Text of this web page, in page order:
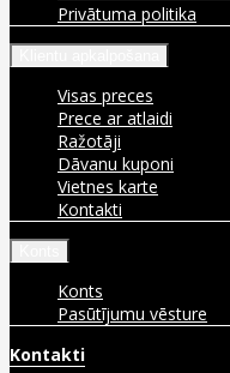
Privātuma politika
Visas preces
Prece ar atlaidi
Ražotāji
Dāvanu kuponi
Vietnes karte
Kontakti
Konts
Pasūtījumu vēsture
Kontakti